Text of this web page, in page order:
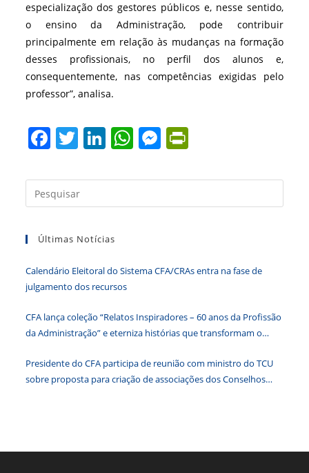
especialização dos gestores públicos e, nesse sentido,
o ensino da Administração, pode contribuir
principalmente em relação às mudanças na formação
desses profissionais, no perfil dos alunos e,
consequentemente, nas competências exigidas pelo
professor”, analisa.
F
c
e
o
o
k
T
itt
er
Li
k
e
n
W
at
s
p
M
ss
e
er
tF
ri
dl
a
Últimas Notícias
Calendário Eleitoral do Sistema CFA/CRAs entra na fase de
julgamento dos recursos
CFA lança coleção “Relatos Inspiradores – 60 anos da Profissão
da Administração” e eterniza histórias que transformam o
Presidente do CFA participa de reunião com ministro do TCU
sobre proposta para criação de associações dos Conselhos